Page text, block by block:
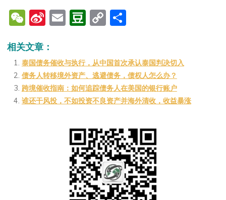
W
C
h
at
Si
a
W
ei
b
E
l
D
b
a
n
C
y
Li
n
相关文章：
泰国债务催收与执行，从中国首次承认泰国判决切入
债务人转移境外资产、逃避债务，债权人怎么办？
跨境催收指南：如何追踪债务人在美国的银行账户
谁还干风投，不如投资不良资产并海外清收，收益暴涨